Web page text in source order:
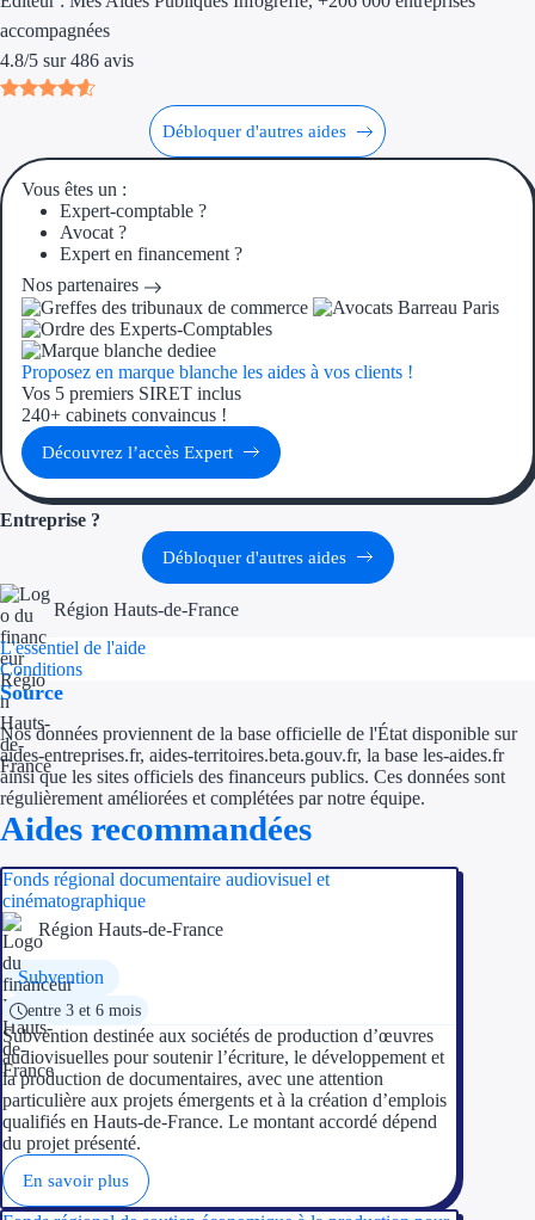
Aides Région
Aides Région
Aides Région
Aides Nationales
Aides Européennes
Accompagnement
Ressources
Nos guides
Nos partenaires
accompagnées
4.8/5 sur 486 avis
Débloquer d'autres aides
Vous êtes un :
Expert-comptable ?
Avocat ?
Expert en financement ?
Nos partenaires
Proposez en marque blanche les aides à vos clients !
Vos 5 premiers SIRET inclus
240+ cabinets convaincus !
Découvrez l’accès Expert
Entreprise ?
Débloquer d'autres aides
Région Hauts-de-France
L'essentiel de l'aide
Conditions
Source
Nos données proviennent de la base officielle de l'État disponible sur
aides-entreprises.fr, aides-territoires.beta.gouv.fr, la base les-aides.fr
ainsi que les sites officiels des financeurs publics. Ces données sont
régulièrement améliorées et complétées par notre équipe.
Aides recommandées
Fonds régional documentaire audiovisuel et
cinématographique
Région Hauts-de-France
Subvention
entre 3 et 6 mois
Subvention destinée aux sociétés de production d’œuvres
audiovisuelles pour soutenir l’écriture, le développement et
la production de documentaires, avec une attention
particulière aux projets émergents et à la création d’emplois
qualifiés en Hauts-de-France. Le montant accordé dépend
du projet présenté.
En savoir plus